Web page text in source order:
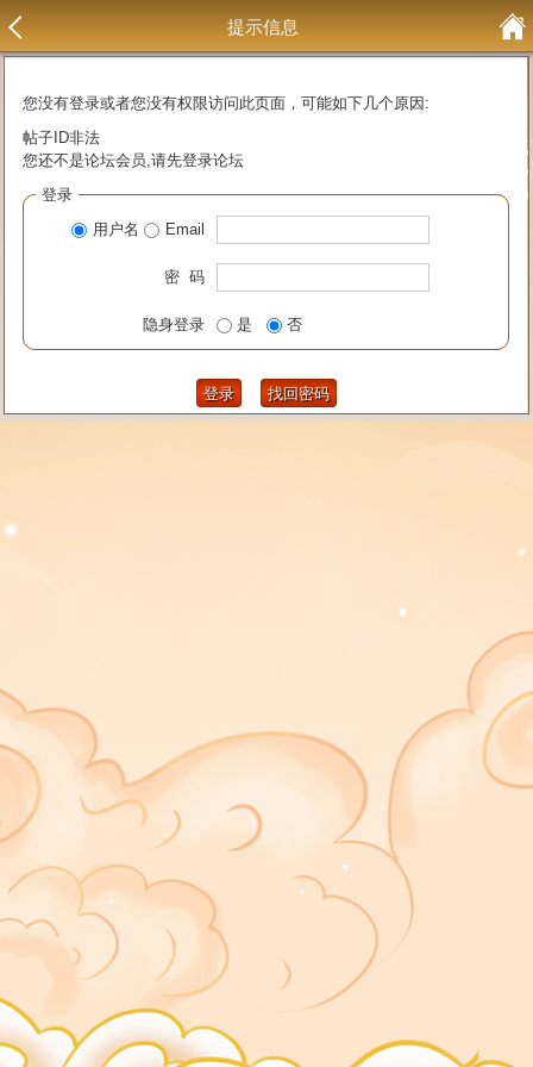
提示信息
您没有登录或者您没有权限访问此页面，可能如下几个原因:
帖子ID非法
您还不是论坛会员,请先登录论坛
登录
用户名
Email
密 码
隐身登录 是 否